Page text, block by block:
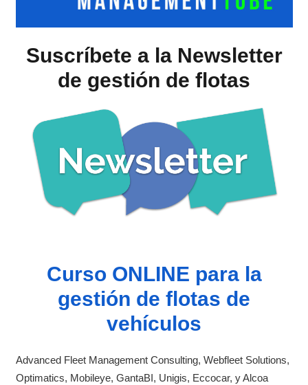
Suscríbete a la Newsletter
de gestión de flotas
Curso ONLINE para la
gestión de flotas de
vehículos
Advanced Fleet Management Consulting, Webfleet Solutions,
Optimatics, Mobileye, GantaBI, Unigis, Eccocar, y Alcoa